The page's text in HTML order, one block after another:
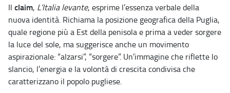
Il claim, L’Italia levante, esprime l’essenza verbale della
nuova identità. Richiama la posizione geografica della Puglia,
quale regione più a Est della penisola e prima a veder sorgere
la luce del sole, ma suggerisce anche un movimento
aspirazionale: “alzarsi”, “sorgere”. Un’immagine che riflette lo
slancio, l’energia e la volontà di crescita condivisa che
caratterizzano il popolo pugliese.